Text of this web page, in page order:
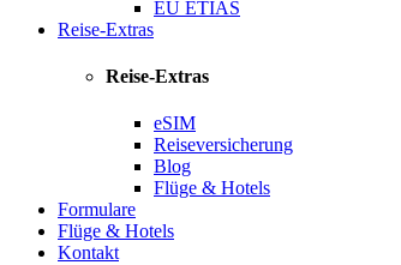
EU ETIAS
Reise-Extras
Reise-Extras
eSIM
Reiseversicherung
Blog
Flüge & Hotels
Formulare
Flüge & Hotels
Kontakt